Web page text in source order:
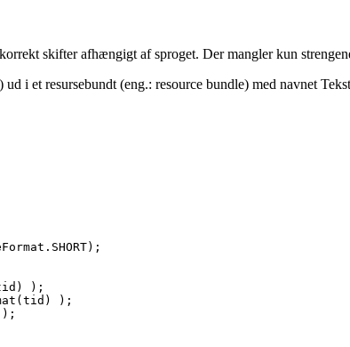
skifter afhængigt af sproget. Der mangler kun
ud i et resursebundt(eng.: resource bundle) med navnet
);
);
);